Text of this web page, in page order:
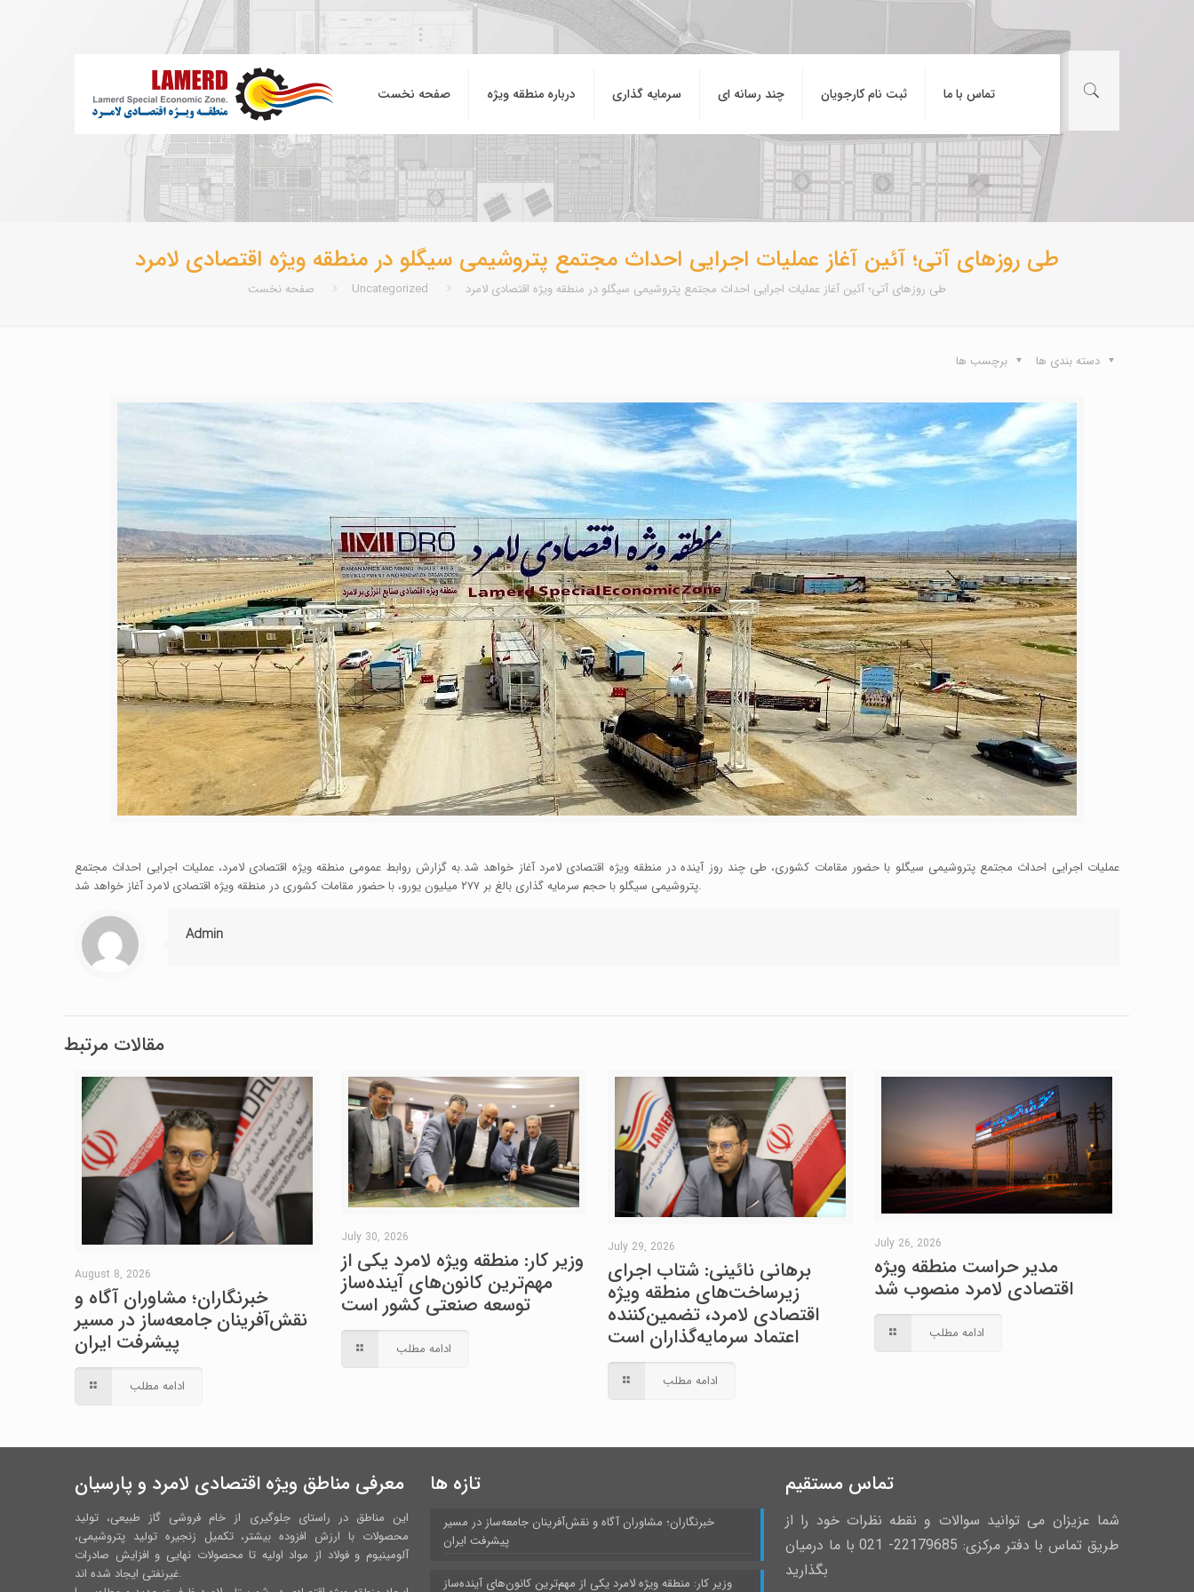
صفحه نخست درباره منطقه ويژه سرمایه گذاری چند رسانه ای ثبت نام کارجویان تماس با ما
طی روزهای آتی؛ آئین آغاز عملیات اجرایی احداث مجتمع پتروشیمی سیگلو در منطقه ویژه اقتصادی لامرد
صفحه نخست Uncategorized طی روزهای آتی؛ آئین آغاز عملیات اجرایی احداث مجتمع پتروشیمی سیگلو در منطقه ویژه اقتصادی لامرد
دسته بندی ها برچسب ها
عملیات اجرایی احداث مجتمع پتروشیمی سیگلو با حضور مقامات کشوری، طی چند روز آینده در منطقه ویژه اقتصادی لامرد آغاز خواهد شد.به گزارش روابط عمومی منطقه ویژه اقتصادی لامرد، عملیات اجرایی احداث مجتمع
پتروشیمی سیگلو با حجم سرمایه گذاری بالغ بر ۲۷۷ میلیون یورو، با حضور مقامات کشوری در منطقه ویژه اقتصادی لامرد آغاز خواهد شد.
Admin
مقالات مرتبط
August 8, 2026
خبرنگاران؛ مشاوران آگاه و
نقش‌آفرینان جامعه‌ساز در مسیر
پیشرفت ایران
ادامه مطلب
July 30, 2026
وزیر کار: منطقه ویژه لامرد یکی از
مهم‌ترین کانون‌های آینده‌ساز
توسعه صنعتی کشور است
ادامه مطلب
July 29, 2026
برهانی نائینی: شتاب اجرای
زیرساخت‌های منطقه ویژه
اقتصادی لامرد، تضمین‌کننده
اعتماد سرمایه‌گذاران است
ادامه مطلب
July 26, 2026
مدیر حراست منطقه ویژه
اقتصادی لامرد منصوب شد
ادامه مطلب
معرفی مناطق ویژه اقتصادی لامرد و پارسیان
این مناطق در راستای جلوگیری از خام فروشی گاز طبیعی، تولید
محصولات با ارزش افزوده بیشتر، تکمیل زنجیره تولید پتروشیمی،
آلومینیوم و فولاد از مواد اولیه تا محصولات نهایی و افزایش صادرات
غیرنفتی ایجاد شده اند.
تازه ها
خبرنگاران؛ مشاوران آگاه و نقش‌آفرینان جامعه‌ساز در مسیر
پیشرفت ایران
وزیر کار: منطقه ویژه لامرد یکی از مهم‌ترین کانون‌های آینده‌ساز
تماس مستقیم
شما عزیزان می توانید سوالات و نقطه نظرات خود را از
طریق تماس با دفتر مرکزی: 22179685- 021 با ما درمیان
بگذارید